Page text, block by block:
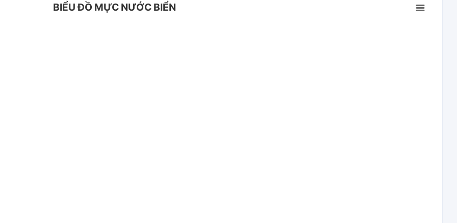
BIỂU ĐỒ MỰC NƯỚC BIỂN